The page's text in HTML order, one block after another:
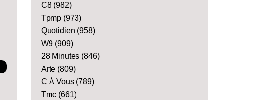
C8 (982)
Tpmp (973)
Quotidien (958)
W9 (909)
28 Minutes (846)
Arte (809)
C À Vous (789)
Tmc (661)